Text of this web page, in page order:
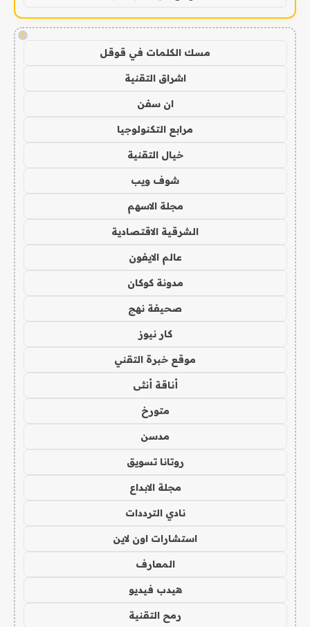
!
مسك الكلمات في قوقل
اشراق التقنية
ان سفن
مرابع التكنولوجيا
خيال التقنية
شوف ويب
مجلة الاسهم
الشرقية الاقتصادية
عالم الايفون
مدونة كوكان
صحيفة نهج
كار نيوز
موقع خبرة التقني
أناقة أنثى
متورخ
مدسن
روتانا تسويق
مجلة الابداع
نادي الترددات
استشارات اون لاين
المعارف
هيدب فيديو
رمح التقنية